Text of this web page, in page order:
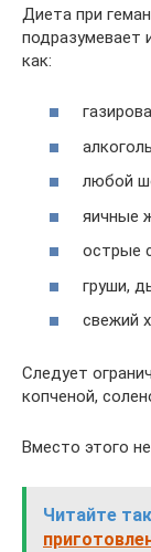
Диета при
подразумевает
как:
любой
яичные
острые
груши,
свежий
Следует
копченой,
Вместо этого
Читайте